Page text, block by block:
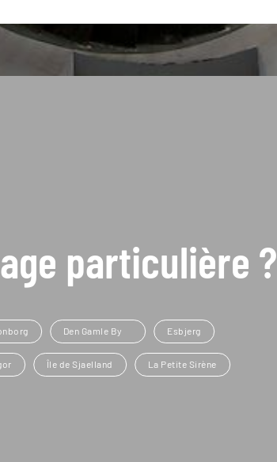
particulière ?
Den Gamle By Esbjerg
Île de Sjaelland La Petite Sirène